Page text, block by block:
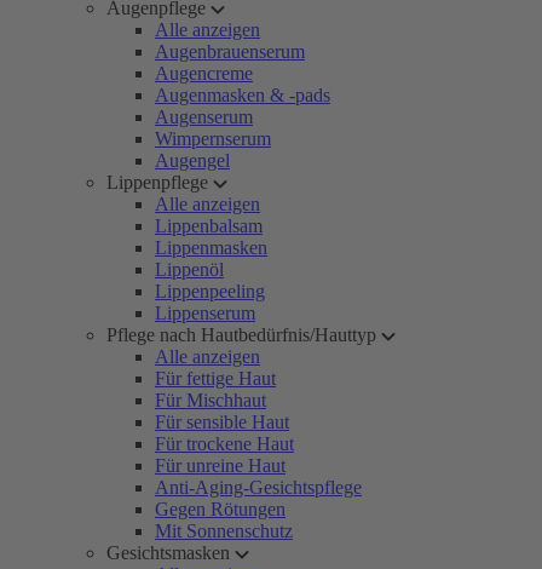
Augenpflege
Alle anzeigen
Augenbrauenserum
Augencreme
Augenmasken & -pads
Augenserum
Wimpernserum
Augengel
Lippenpflege
Alle anzeigen
Lippenbalsam
Lippenmasken
Lippenöl
Lippenpeeling
Lippenserum
Pflege nach Hautbedürfnis/Hauttyp
Alle anzeigen
Für fettige Haut
Für Mischhaut
Für sensible Haut
Für trockene Haut
Für unreine Haut
Anti-Aging-Gesichtspflege
Gegen Rötungen
Mit Sonnenschutz
Gesichtsmasken